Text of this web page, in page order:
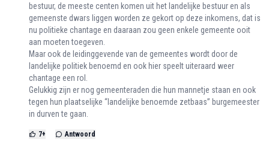
bestuur, de meeste centen komen uit het landelijke bestuur en als
gemeenste dwars liggen worden ze gekort op deze inkomens, dat is
nu politieke chantage en daaraan zou geen enkele gemeente ooit
aan moeten toegeven.
Maar ook de leidinggevende van de gemeentes wordt door de
landelijke politiek benoemd en ook hier speelt uiteraard weer
chantage een rol.
Gelukkig zijn er nog gemeenteraden die hun mannetje staan en ook
tegen hun plaatselijke “landelijke benoemde zetbaas” burgemeester
in durven te gaan.
7+ Antwoord